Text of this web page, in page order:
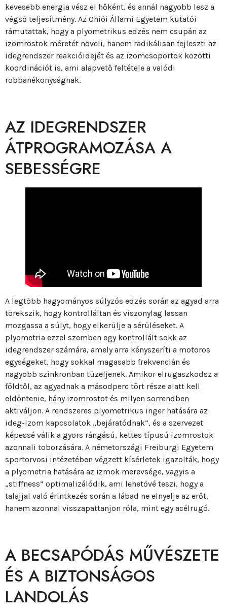
kevesebb energia vész el hőként, és annál nagyobb lesz a
végső teljesítmény. Az Ohiói Állami Egyetem kutatói
rámutattak, hogy a plyometrikus edzés nem csupán az
izomrostok méretét növeli, hanem radikálisan fejleszti az
idegrendszer reakcióidejét és az izomcsoportok közötti
koordinációt is, ami alapvető feltétele a valódi
robbanékonyságnak.
AZ IDEGRENDSZER
ÁTPROGRAMOZÁSA A
SEBESSÉGRE
A legtöbb hagyományos súlyzós edzés során az agyad arra
törekszik, hogy kontrolláltan és viszonylag lassan
mozgassa a súlyt, hogy elkerülje a sérüléseket. A
plyometria ezzel szemben egy kontrollált sokk az
idegrendszer számára, amely arra kényszeríti a motoros
egységeket, hogy sokkal magasabb frekvencián és
nagyobb szinkronban tüzeljenek. Amikor elrugaszkodsz a
földtől, az agyadnak a másodperc tört része alatt kell
eldöntenie, hány izomrostot és milyen sorrendben
aktiváljon. A rendszeres plyometrikus inger hatására az
ideg-izom kapcsolatok „bejáratódnak”, és a szervezet
képessé válik a gyors rángású, kettes típusú izomrostok
azonnali toborzására. A németországi Freiburgi Egyetem
sportorvosi intézetében végzett kísérletek igazolták, hogy
a plyometria hatására az izmok merevsége, vagyis a
„stiffness” optimalizálódik, ami lehetővé teszi, hogy a
talajjal való érintkezés során a lábad ne elnyelje az erőt,
hanem azonnal visszapattanjon róla, mint egy acélrugó.
A BECSAPÓDÁS MŰVÉSZETE
ÉS A BIZTONSÁGOS
LANDOLÁS